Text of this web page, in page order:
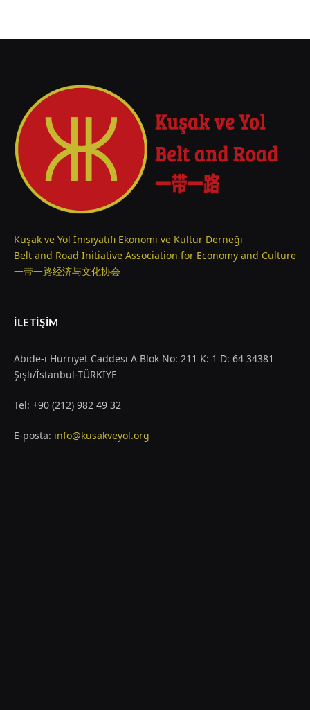
Kuşak ve Yol İnisiyatifi Ekonomi ve Kültür Derneği
Belt and Road Initiative Association for Economy and Culture
一带一路经济与文化协会
İLETIŞIM
Abide-i Hürriyet Caddesi A Blok No: 211 K: 1 D: 64 34381
Şişli/İstanbul-TÜRKİYE
Tel: +90 (212) 982 49 32
E-posta: info@kusakveyol.org